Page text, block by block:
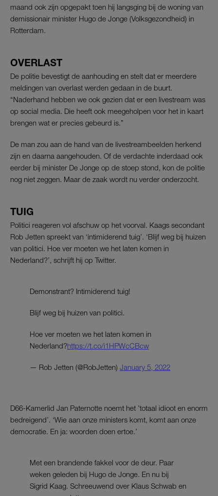
maand ook zijn opgepakt toen hij langsging bij de woning van
demissionair minister Hugo de Jonge (Volksgezondheid) in
Rotterdam.
OVERLAST
De politie bevestigt de aanhouding en stelt dat er meerdere
meldingen van overlast werden gedaan in de buurt.
“Naderhand hebben we ook gezien dat er een livestream was
op social media. Die heeft ook meegeholpen voor het in kaart
brengen wat er precies gebeurd is.”
De man zou aan de hand van de livestreambeelden herkend
zijn en daarna aangehouden. Of de verdachte inderdaad ook
eerder bij minister De Jonge op de stoep stond, kon de politie
nog niet zeggen. Maar de zaak wordt nu verder onderzocht.
TUIG
Politici reageren vol afschuw op het voorval. Kaags secondant
Rob Jetten spreekt van ‘intimiderend tuig’. ‘Blijf weg bij huizen
van politici. Hoe ver moeten we het laten komen in
Nederland?’, schrijft hij op Twitter.
Demonstrant? Intimiderend tuig!
Blijf weg bij huizen van politici.
Hoe ver moeten we het laten komen in
Nederland?https://t.co/i1HPWcCBcw
— Rob Jetten (@RobJetten) January 5, 2022
D66-Kamerlid Jan Paternotte noemt het ’totaal idioot en enorm
bedreigend’. ‘Wie aan onze ministers komt, komt aan onze
democratie. En ja: woorden doen ertoe.’
Met een brandende fakkel voor de deur. Paar
weken geleden bij Hugo de Jonge. En nu bij
Sigrid Kaag. Schreeuwend over Klaus Schwab en